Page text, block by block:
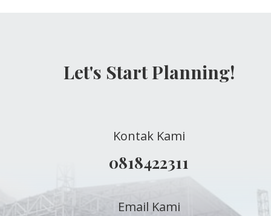
Let's Start Planning!
Kontak Kami
0818422311
Email Kami